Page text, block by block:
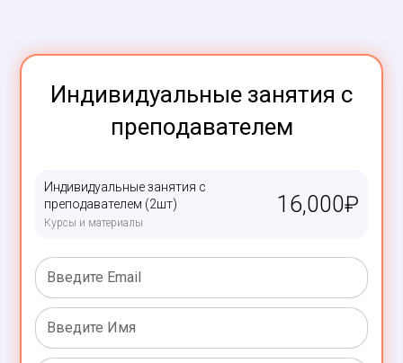
Индивидуальные занятия с
преподавателем
Индивидуальные занятия с
преподавателем (2шт)
Курсы и материалы
16,000₽